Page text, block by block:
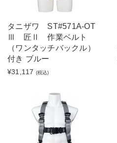
タニザワ ST#571A-OT
Ⅲ 匠Ⅱ 作業ベルト
（ワンタッチバックル）
付き ブルー
¥31,117 (税込)